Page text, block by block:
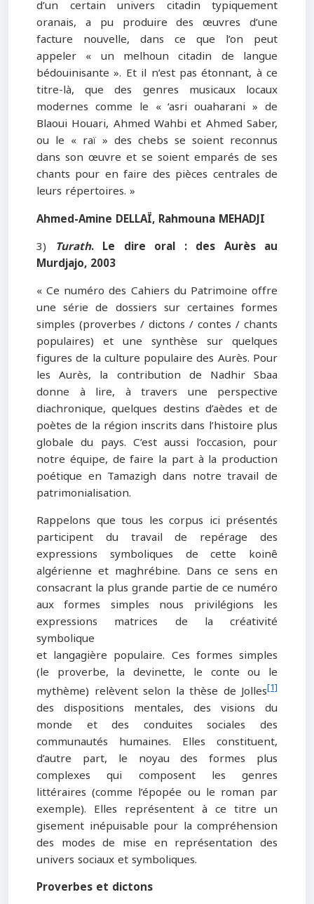
d’un certain univers citadin typiquement
oranais, a pu produire des œuvres d’une
facture nouvelle, dans ce que l’on peut
appeler « un melhoun citadin de langue
bédouinisante ». Et il n’est pas étonnant, à ce
titre-là, que des genres musicaux locaux
modernes comme le « ‘asri ouaharani » de
Blaoui Houari, Ahmed Wahbi et Ahmed Saber,
ou le « raï » des chebs se soient reconnus
dans son œuvre et se soient emparés de ses
chants pour en faire des pièces centrales de
leurs répertoires. »
Ahmed-Amine DELLAÏ, Rahmouna MEHADJI
3) Turath. Le dire oral : des Aurès au
Murdjajo, 2003
« Ce numéro des Cahiers du Patrimoine offre
une série de dossiers sur certaines formes
simples (proverbes / dictons / contes / chants
populaires) et une synthèse sur quelques
figures de la culture populaire des Aurès. Pour
les Aurès, la contribution de Nadhir Sbaa
donne à lire, à travers une perspective
diachronique, quelques destins d’aèdes et de
poètes de la région inscrits dans l’histoire plus
globale du pays. C’est aussi l’occasion, pour
notre équipe, de faire la part à la production
poétique en Tamazigh dans notre travail de
patrimonialisation.
Rappelons que tous les corpus ici présentés
participent du travail de repérage des
expressions symboliques de cette koinê
algérienne et maghrébine. Dans ce sens en
consacrant la plus grande partie de ce numéro
aux formes simples nous privilégions les
expressions matrices de la créativité
symbolique
et langagière populaire. Ces formes simples
(le proverbe, la devinette, le conte ou le
mythème) relèvent selon la thèse de Jolles[1]
des dispositions mentales, des visions du
monde et des conduites sociales des
communautés humaines. Elles constituent,
d’autre part, le noyau des formes plus
complexes qui composent les genres
littéraires (comme l’épopée ou le roman par
exemple). Elles représentent à ce titre un
gisement inépuisable pour la compréhension
des modes de mise en représentation des
univers sociaux et symboliques.
Proverbes et dictons